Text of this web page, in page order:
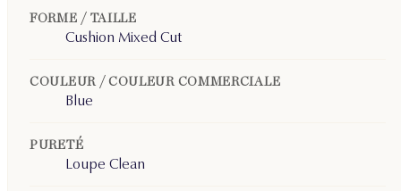
FORME / TAILLE
Cushion Mixed Cut
COULEUR / COULEUR COMMERCIALE
Blue
PURETÉ
Loupe Clean